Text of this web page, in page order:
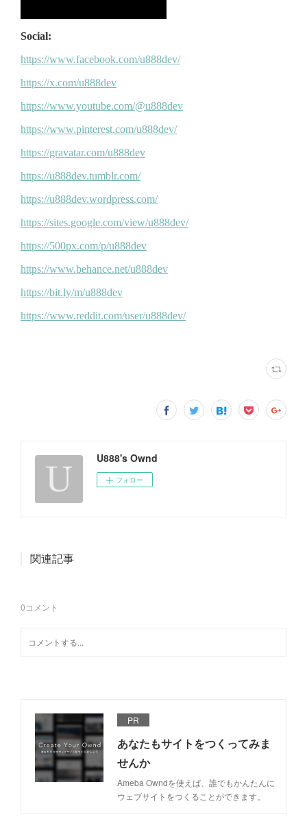
U888's Ownd
フォロー
関連記事
0コメント
PR
あなたもサイトをつくってみま
せんか
Ameba Owndを使えば、誰でもかんたんに
ウェブサイトをつくることができます。